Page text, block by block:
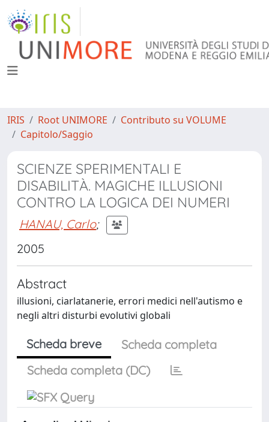
IRIS Root UNIMORE
Contributo su VOLUME
Capitolo/Saggio
SCIENZE SPERIMENTALI E
DISABILITÀ. MAGICHE ILLUSIONI
CONTRO LA LOGICA DEI NUMERI
HANAU, Carlo;
2005
Abstract
illusioni, ciarlatanerie, errori medici nell'autismo e
negli altri disturbi evolutivi globali
Scheda breve
Scheda completa
Scheda completa (DC)